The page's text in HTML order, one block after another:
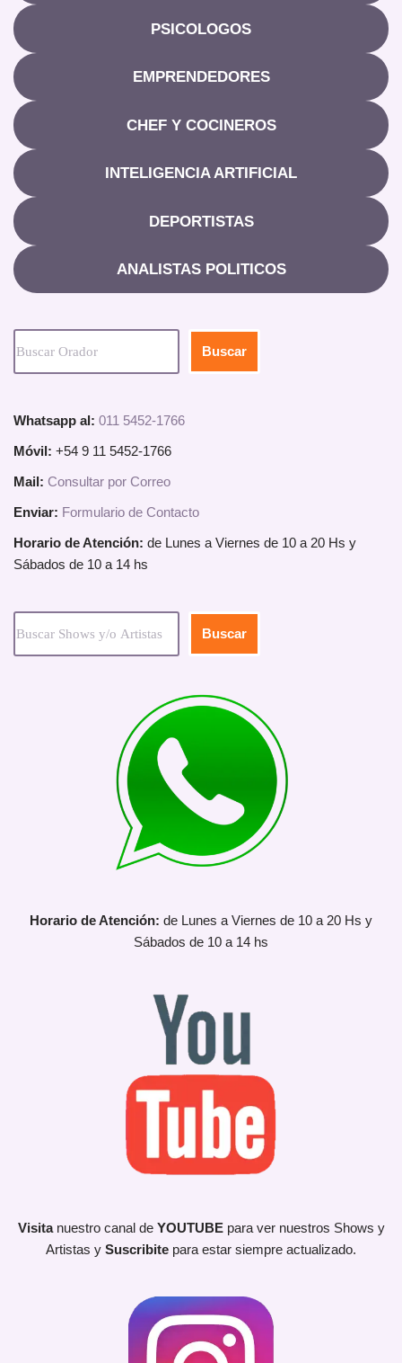
PSICOLOGOS
EMPRENDEDORES
CHEF Y COCINEROS
INTELIGENCIA ARTIFICIAL
DEPORTISTAS
ANALISTAS POLITICOS
Buscar
Whatsapp al: 011 5452-1766
Móvil: +54 9 11 5452-1766
Mail: Consultar por Correo
Enviar: Formulario de Contacto
Horario de Atención: de Lunes a Viernes de 10 a 20 Hs y
Sábados de 10 a 14 hs
Buscar
Horario de Atención: de Lunes a Viernes de 10 a 20 Hs y
Sábados de 10 a 14 hs
Visita nuestro canal de YOUTUBEpara ver nuestros Shows y
Artistas y Suscribite para estar siempre actualizado.